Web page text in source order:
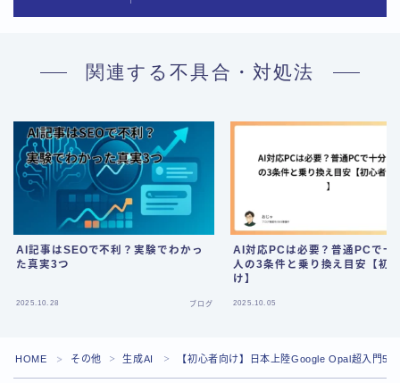
Follow Me
関連する不具合・対処法
AI記事はSEOで不利？実験でわかっ
た真実3つ
2025.10.28 ブログ
AI対応PCは必要？普通PCで十
人の3条件と乗り換え目安【初
け】
2025.10.05
HOME ＞ その他 ＞ 生成AI ＞ 【初心者向け】日本上陸Google Opal超入門5